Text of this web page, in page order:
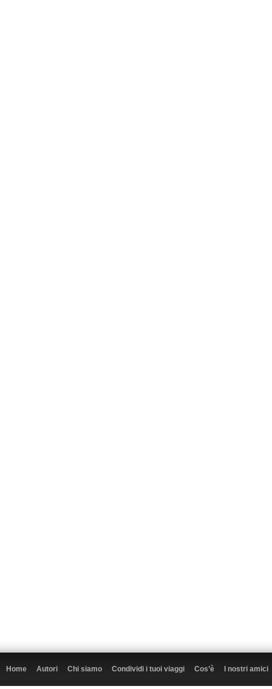
Home Autori Chi siamo Condividi i tuoi viaggi Cos’è I nostri amici